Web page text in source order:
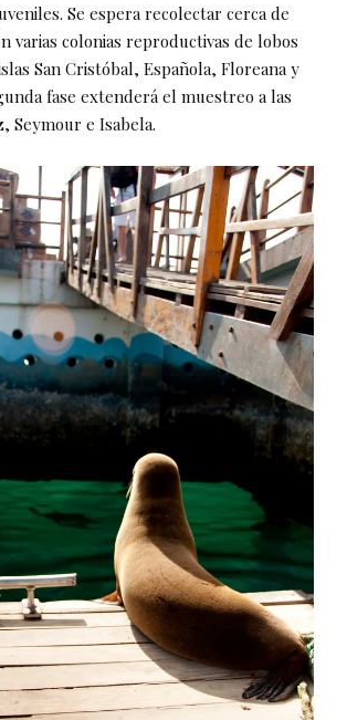
Se espera recolectar cerca de
varias colonias reproductivas de lobos
San Cristóbal, Española, Floreana y
fase extenderá el muestreo a las
Seymour e Isabela.